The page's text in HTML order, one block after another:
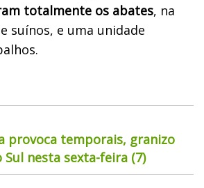
totalmente os abates, na
suínos, e uma unidade
provoca temporais, granizo
Sul nesta sexta-feira (7)